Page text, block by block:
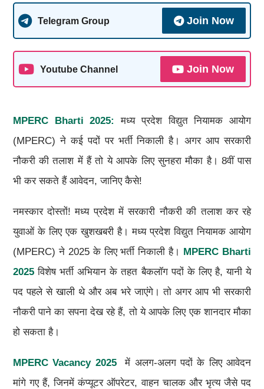
Telegram Group Join Now
Youtube Channel Join Now
MPERCBharti 2025:
मध्य प्रदेश विद्युत नियामक आयोग
(MPERC) ने कई पदों पर भर्ती निकाली है। अगर आप सरकारी
नौकरी की तलाश में हैं तो ये आपके लिए सुनहरा मौका है। 8वीं पास
भी कर सकते हैं आवेदन, जानिए कैसे!
नमस्कार दोस्तों! मध्य प्रदेश में सरकारी नौकरी की तलाश कर रहे
युवाओं के लिए एक खुशखबरी है। मध्य प्रदेश विद्युत नियामक आयोग
(MPERC) ने 2025 के लिए भर्ती निकाली है। MPERC Bharti
2025विशेष भर्ती अभियान के तहत बैकलॉग पदों के लिए है, यानी ये
पद पहले से खाली थे और अब भरे जाएंगे। तो अगर आप भी सरकारी
नौकरी पाने का सपना देख रहे हैं, तो ये आपके लिए एक शानदार मौका
हो सकता है।
MPERCVacancy 2025में अलग-अलग पदों के लिए आवेदन
मांगे गए हैं, जिनमें कंप्यूटर ऑपरेटर, वाहन चालक और भृत्य जैसे पद